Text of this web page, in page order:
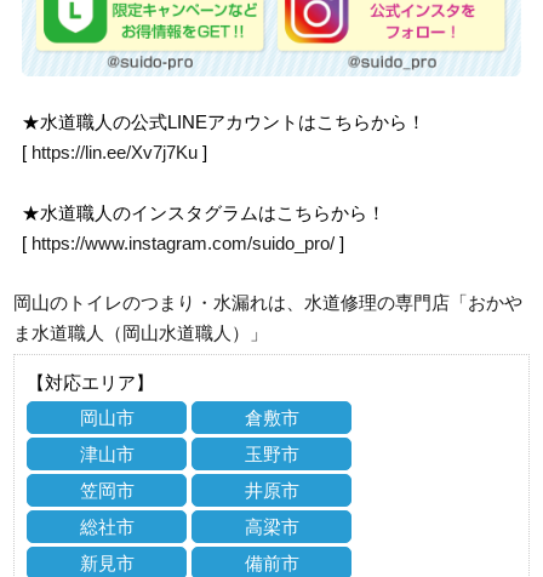
★水道職人の公式LINEアカウントはこちらから！
[ https://lin.ee/Xv7j7Ku ]
★水道職人のインスタグラムはこちらから！
[ https://www.instagram.com/suido_pro/ ]
岡山のトイレのつまり・水漏れは、水道修理の専門店「おかや
ま水道職人（岡山水道職人）」
【対応エリア】
岡山市
倉敷市
津山市
玉野市
笠岡市
井原市
総社市
高梁市
新見市
備前市